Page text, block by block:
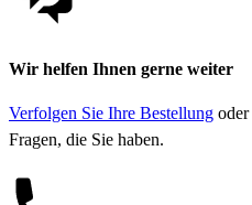
Wir helfen Ihnen gerne weiter
Verfolgen Sie Ihre Bestellung oder
Fragen, die Sie haben.